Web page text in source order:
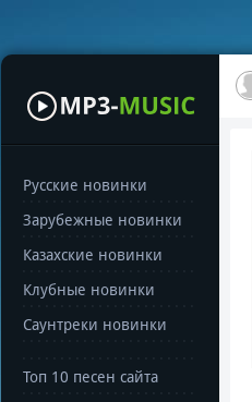
Русские новинки
Зарубежные новинки
Казахские новинки
Клубные новинки
Саунтреки новинки
Топ 10 песен сайта